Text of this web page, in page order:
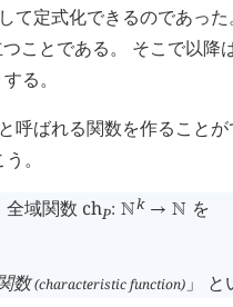
て定式化できるのであっ
ことである。 そこで以降
る。
呼ばれる関数を作ること
。
域関数 chP: 󱀍k → 󱀍 を
数(characteristic function) 」